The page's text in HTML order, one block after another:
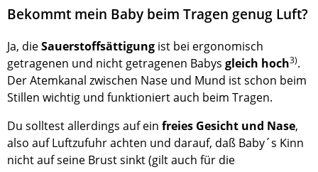
Bekommt mein Baby beim Tragen genug Luft?
Ja, dieSauerstoffsättigung ist bei ergonomisch
getragenen und nicht getragenen Babys gleich hoch3).
Der Atemkanal zwischen Nase und Mund ist schon beim
Stillen wichtig und funktioniert auch beim Tragen.
Du solltest allerdings auf ein freies Gesicht und Nase,
also auf Luftzufuhr achten und darauf, daß Baby´s Kinn
nicht auf seine Brust sinkt (gilt auch für die